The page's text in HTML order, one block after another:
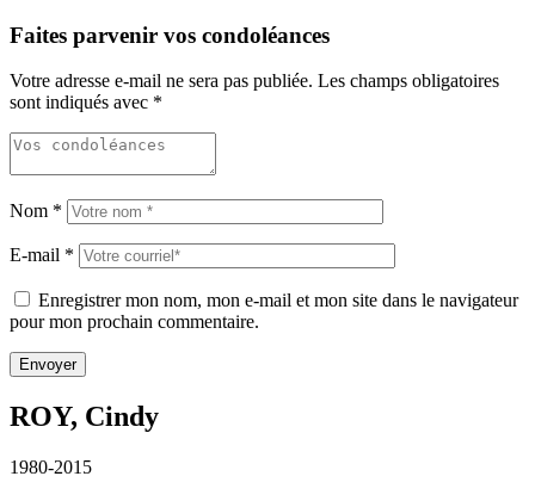
Faites parvenir vos condoléances
Votre adresse e-mail ne sera pas publiée. Les champs obligatoires
sont indiqués avec *
Nom *
E-mail *
Enregistrer mon nom, mon e-mail et mon site dans le navigateur
pour mon prochain commentaire.
ROY, Cindy
1980-2015